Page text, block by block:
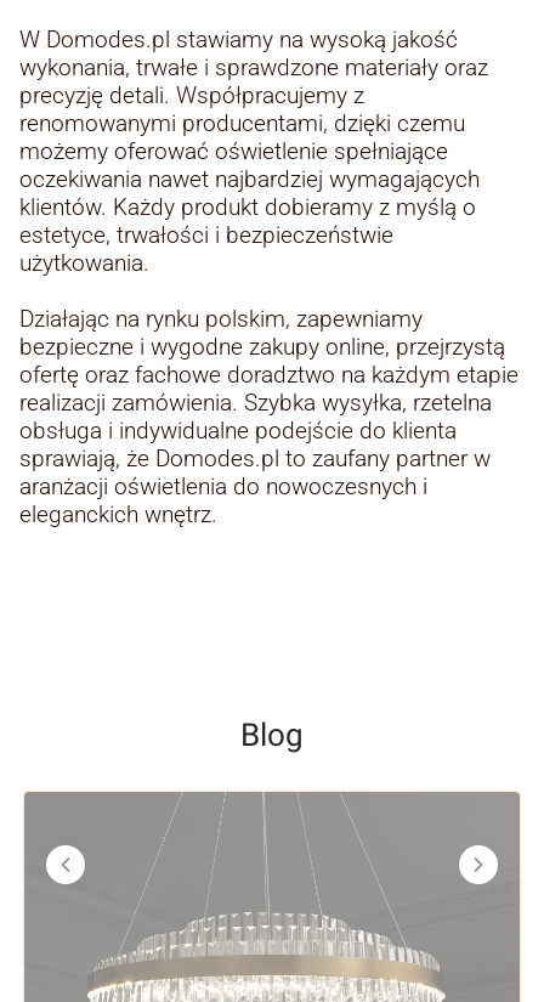
W Domodes.pl stawiamy na wysoką jakość
wykonania, trwałe i sprawdzone materiały oraz
precyzję detali. Współpracujemy z
renomowanymi producentami, dzięki czemu
możemy oferować oświetlenie spełniające
oczekiwania nawet najbardziej wymagających
klientów. Każdy produkt dobieramy z myślą o
estetyce, trwałości i bezpieczeństwie
użytkowania.
Działając na rynku polskim, zapewniamy
bezpieczne i wygodne zakupy online, przejrzystą
ofertę oraz fachowe doradztwo na każdym etapie
realizacji zamówienia. Szybka wysyłka, rzetelna
obsługa i indywidualne podejście do klienta
sprawiają, że Domodes.pl to zaufany partner w
aranżacji oświetlenia do nowoczesnych i
eleganckich wnętrz.
Blog